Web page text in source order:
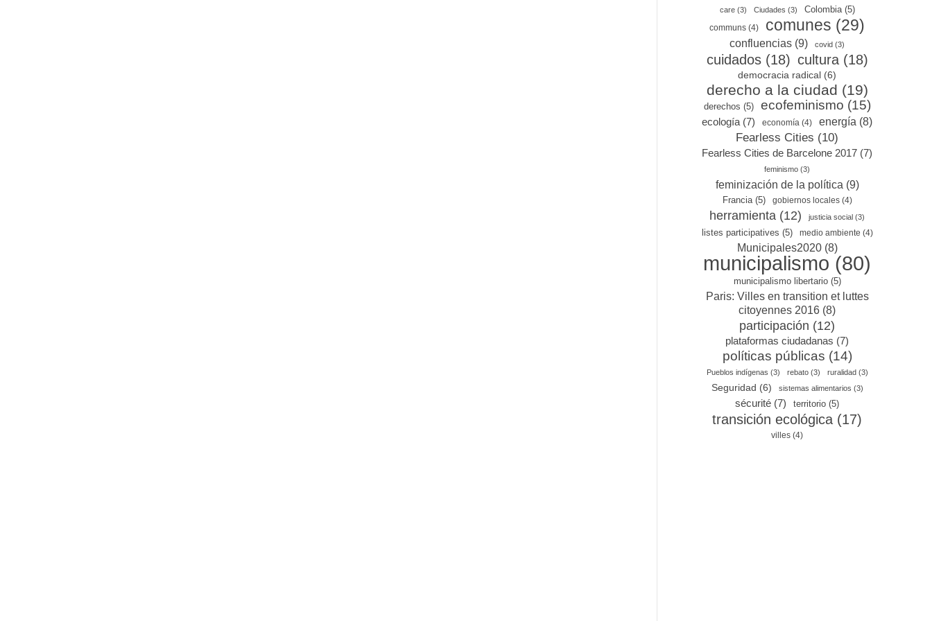
care(3) Ciudades (3) Colombia(5)
communs (4) comunes (29)
confluencias (9) covid (3)
cuidados(18) cultura(18)
democracia radical (6)
derecho a la ciudad (19)
derechos (5) ecofeminismo (15)
ecología (7) economía (4) energía (8)
Fearless Cities (10)
Fearless Cities de Barcelone 2017 (7)
feminismo (3)
feminización de la política (9)
Francia(5) gobiernos locales(4)
herramienta (12) justicia social (3)
listes participatives (5) medio ambiente (4)
Municipales2020(8)
municipalismo (80)
municipalismo libertario(5)
Paris: Villes en transition et luttes
citoyennes 2016 (8)
participación (12)
plataformas ciudadanas (7)
políticas públicas (14)
Pueblos indígenas (3) rebato(3) ruralidad(3)
Seguridad (6) sistemas alimentarios (3)
sécurité (7) territorio (5)
transición ecológica (17)
villes (4)